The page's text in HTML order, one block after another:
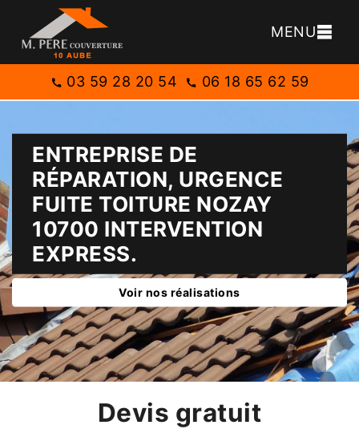
MENU
03 59 28 20 54 06 18 65 62 59
ENTREPRISE DE
RÉPARATION, URGENCE
FUITE TOITURE NOZAY
10700 INTERVENTION
EXPRESS.
Voir nos réalisations
Devis gratuit